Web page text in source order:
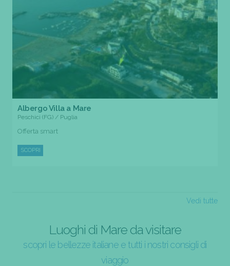
Albergo Villa a Mare
Peschici (FG) / Puglia
Offerta smart
SCOPRI
Vedi tutte
Luoghi di Mare da visitare
scopri le bellezze italiane e tutti i nostri consigli di
viaggio